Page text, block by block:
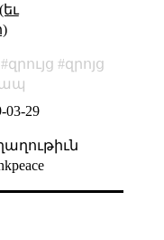
զրույց
զրոյց
03-29